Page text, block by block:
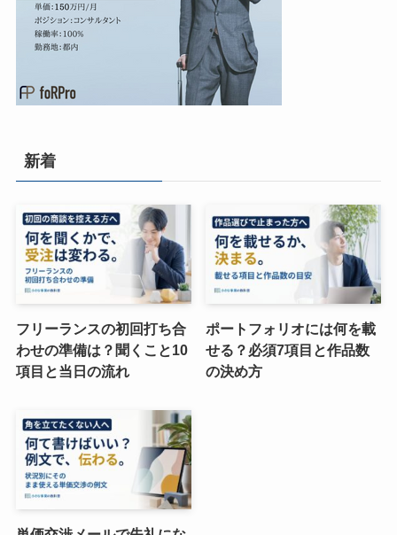
新着
フリーランスの初回打ち合
わせの準備は？聞くこと10
項目と当日の流れ
ポートフォリオには何を載
せる？必須7項目と作品数
の決め方